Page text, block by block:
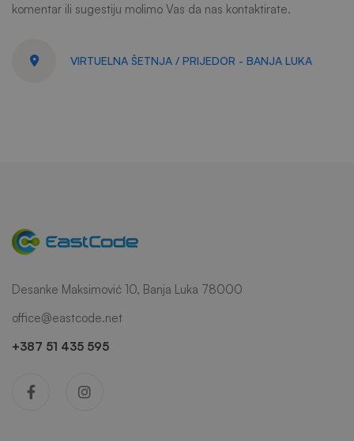
komentar ili sugestiju molimo Vas da nas kontaktirate.
VIRTUELNA ŠETNJA / PRIJEDOR - BANJA LUKA
Desanke Maksimović 10, Banja Luka 78000
office@eastcode.net
+387 51 435 595